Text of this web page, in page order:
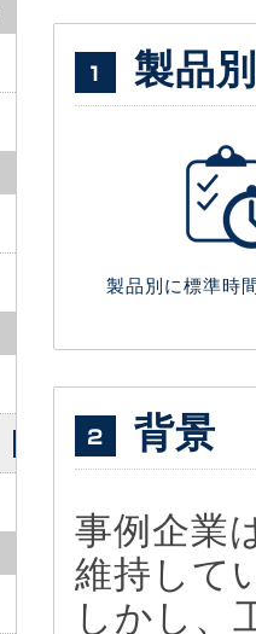
製品
製品別に標準時
背景
事例企業
維持して
しかし、